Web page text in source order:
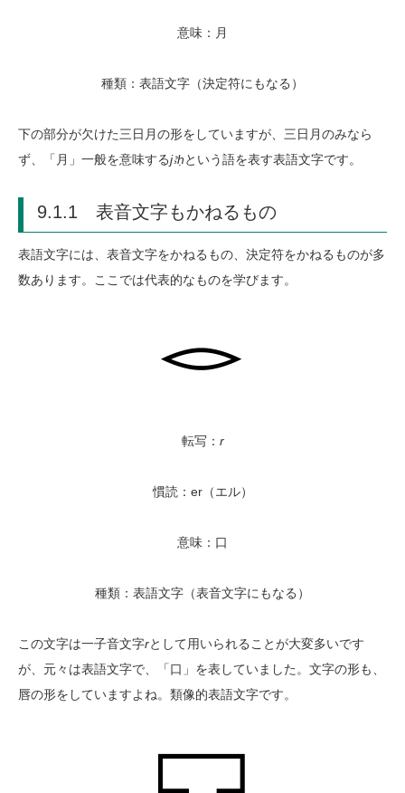
意味：月
種類：表語文字（決定符にもなる）
下の部分が欠けた三日月の形をしていますが、三日月のみなら
ず、「月」一般を意味するjꜣḥという語を表す表語文字です。
9.1.1 表音文字もかねるもの
表語文字には、表音文字をかねるもの、決定符をかねるものが多
数あります。ここでは代表的なものを学びます。
転写： r
慣読：er（エル）
意味：口
種類：表語文字（表音文字にもなる）
この文字は一子音文字rとして用いられることが大変多いです
が、元々は表語文字で、「口」を表していました。文字の形も、
唇の形をしていますよね。類像的表語文字です。